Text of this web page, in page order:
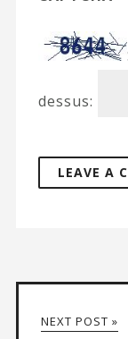
dessus:
NEXT POST »